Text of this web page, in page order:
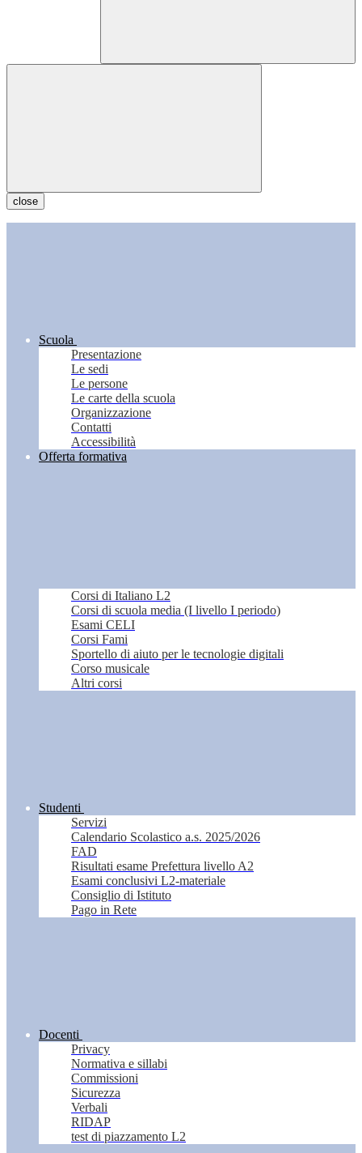
close
Scuola
Presentazione
Le sedi
Le persone
Le carte della scuola
Organizzazione
Contatti
Accessibilità
Offerta formativa
Corsi di Italiano L2
Corsi di scuola media (I livello I periodo)
Esami CELI
Corsi Fami
Sportello di aiuto per le tecnologie digitali
Corso musicale
Altri corsi
Studenti
Servizi
Calendario Scolastico a.s. 2025/2026
FAD
Risultati esame Prefettura livello A2
Esami conclusivi L2-materiale
Consiglio di Istituto
Pago in Rete
Docenti
Privacy
Normativa e sillabi
Commissioni
Sicurezza
Verbali
RIDAP
test di piazzamento L2